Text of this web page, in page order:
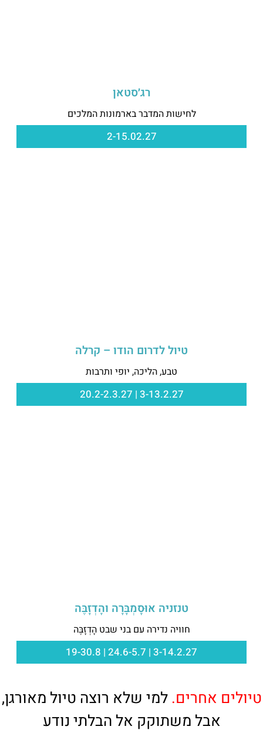
רג׳סטאן
לחישות המדבר בארמונות המלכים
2-15.02.27
טיול לדרום הודו – קרלה
טבע, הליכה, יופי ותרבות
3-13.2.27 | 20.2-2.3.27
טנזניה אוּסָמְבָּרָה והָדְזָבֶּה
חוויה נדירה עם בני שבט הָדְזָבֶּה
3-14.2.27 | 24.6-5.7 | 19-30.8
טיולים אחרים.למי שלא רוצה טיול מאורגן,
אבל משתוקק אל הבלתי נודע